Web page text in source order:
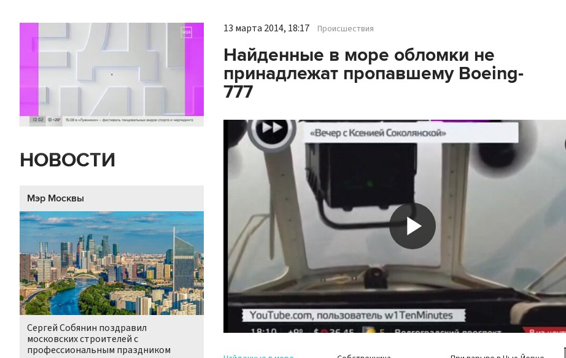
НОВОСТИ
Мэр Москвы
Сергей Собянин поздравил
московских строителей с
профессиональным праздником
13 марта 2014, 18:17 Происшествия
Найденные в море обломки не
принадлежат пропавшему Boeing-
777
Play
Video